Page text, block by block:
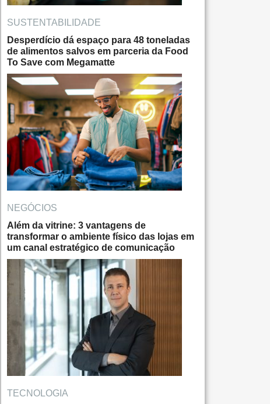
SUSTENTABILIDADE
Desperdício dá espaço para 48 toneladas
de alimentos salvos em parceria da Food
To Save com Megamatte
NEGÓCIOS
Além da vitrine: 3 vantagens de
transformar o ambiente físico das lojas em
um canal estratégico de comunicação
TECNOLOGIA